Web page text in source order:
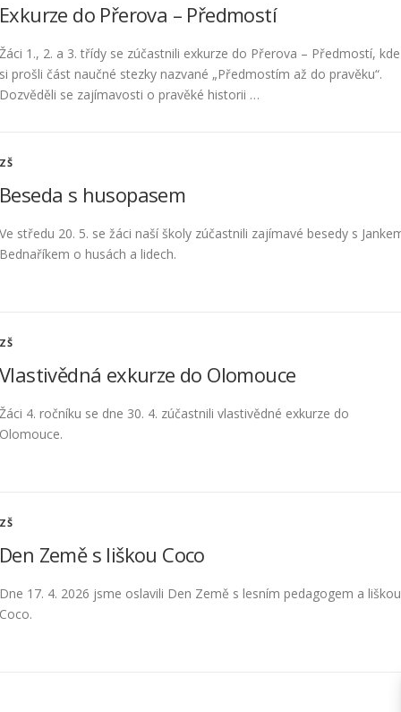
Exkurze do Přerova – Předmostí
Žáci 1., 2. a 3. třídy se zúčastnili exkurze do Přerova – Předmostí, kde
si prošli část naučné stezky nazvané „Předmostím až do pravěku“.
Dozvěděli se zajímavosti o pravěké historii …
ZŠ
Beseda s husopasem
Ve středu 20. 5. se žáci naší školy zúčastnili zajímavé besedy s
Bednaříkem o husách a lidech.
ZŠ
Vlastivědná exkurze do Olomouce
Žáci 4. ročníku se dne 30. 4. zúčastnili vlastivědné exkurze do
Olomouce.
ZŠ
Den Země s liškou Coco
Dne 17. 4. 2026 jsme oslavili Den Země s lesním pedagogem a liškou
Coco.